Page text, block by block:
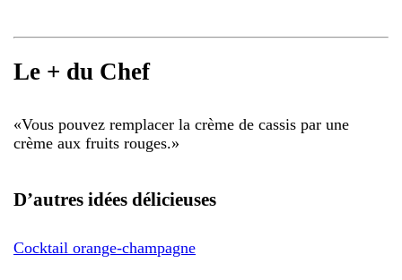
Le + du Chef
«Vous pouvez remplacer la crème de cassis par une
crème aux fruits rouges.»
D’autres idées délicieuses
Cocktail orange-champagne